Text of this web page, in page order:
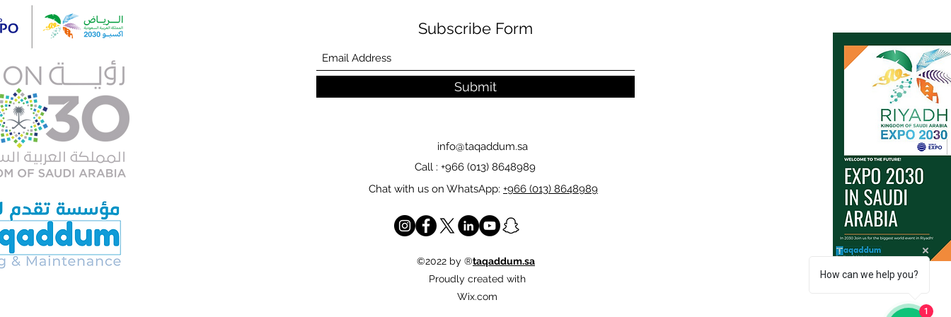
Subscribe Form
Submit
info@taqaddum.sa
Call : +966 (013) 8648989
Chat with us on WhatsApp: +966 (013) 8648989
©2022 by ®taqaddum.sa
Proudly created with
Wix.com
How can we help you?
1